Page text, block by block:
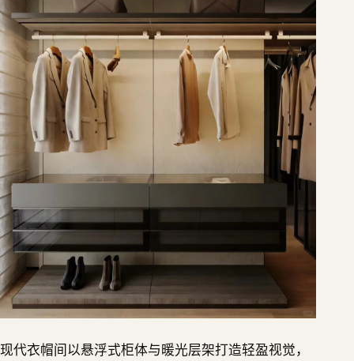
现代衣帽间以悬浮式柜体与暖光层架打造轻盈视觉，